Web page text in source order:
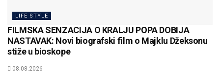
LIFE STYLE
FILMSKA SENZACIJA O KRALJU POPA DOBIJA
NASTAVAK: Novi biografski film o Majklu Džeksonu
stiže u bioskope
08.08.2026